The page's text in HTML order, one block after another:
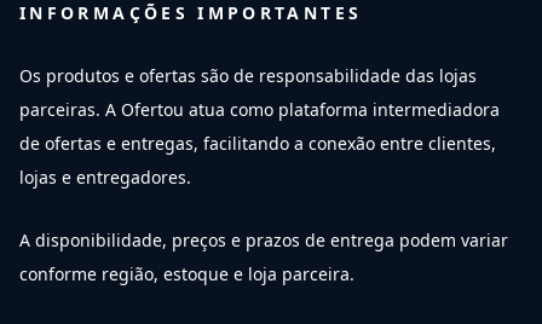
INFORMAÇÕES IMPORTANTES
Os produtos e ofertas são de responsabilidade das lojas
parceiras. A Ofertou atua como plataforma intermediadora
de ofertas e entregas, facilitando a conexão entre clientes,
lojas e entregadores.
A disponibilidade, preços e prazos de entrega podem variar
conforme região, estoque e loja parceira.